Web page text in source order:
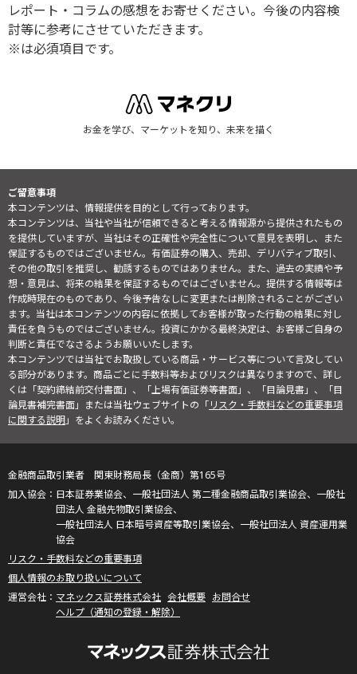
レポート・コラムの感想をお寄せください。今後の内容検
討等に参考にさせていただきます。
※は必須項目です。
お金を学び、マーケットを知り、未来を描く
ご留意事項
本コンテンツは、情報提供を目的として行っております。
本コンテンツは、当社や当社が信頼できると考える情報源から提供されたもの
を提供していますが、当社はその正確性や完全性について意見を表明し、また
保証するものではございません。有価証券の購入、売却、デリバティブ取引、
その他の取引を推奨し、勧誘するものではありません。また、過去の実績や予
想・意見は、将来の結果を保証するものではございません。提供する情報等は
作成時現在のものであり、今後予告なしに変更または削除されることがござい
ます。当社は本コンテンツの内容に依拠してお客様が取った行動の結果に対し
責任を負うものではございません。投資にかかる最終決定は、お客様ご自身の
判断と責任でなさるようお願いいたします。
本コンテンツでは当社でお取扱している商品・サービス等について言及してい
る部分があります。商品ごとに手数料等およびリスクは異なりますので、詳し
くは「契約締結前交付書面」、「上場有価証券等書面」、「目論見書」、「目
論見書補完書面」または当社ウェブサイトの「リスク・手数料などの重要事項
に関する説明」をよくお読みください。
金融商品取引業者 関東財務局長（金商）第165号
日本証券業協会、一般社団法人 第二種金融商品取引業協会、一般社
団法人 金融先物取引業協会、
一般社団法人 日本暗号資産等取引業協会、一般社団法人 資産運用業
協会
リスク・手数料などの重要事項
個人情報のお取り扱いについて
マネックス証券株式会社 会社概要 お問合せ
ヘルプ（通知の登録・解除）